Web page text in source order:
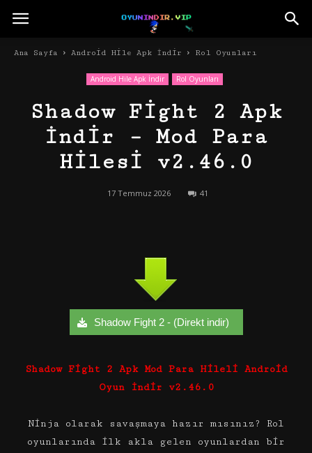
Ana Sayfa Android Hile Apk İndir Rol Oyunları
Android Hile Apk İndir Rol Oyunları
Shadow Fight 2 Apk
İndir – Mod Para
Hilesi v2.46.0
17 Temmuz 2026 41
Shadow Fight 2 - (Direkt indir)
Shadow Fight 2 Apk Mod Para Hileli Android
Oyun İndir v2.46.0
Ninja olarak savaşmaya hazır mısınız? Rol
oyunlarında ilk akla gelen oyunlardan bir